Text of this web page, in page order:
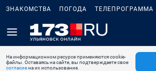
ЗНАКОМСТВА ПОГОДА ТЕЛЕПРОГРАММА
На информационном ресурсе применяются cookie-
файлы. Оставаясь на сайте, вы подтверждаете свое
согласиена их использование.